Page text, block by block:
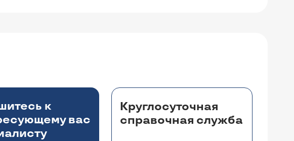
к
вас
Круглосуточная
справочная служба